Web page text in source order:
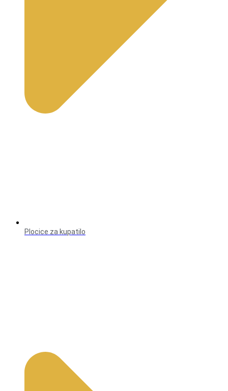
Plocice za kupatilo